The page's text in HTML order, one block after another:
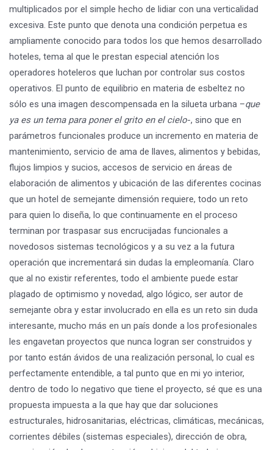
multiplicados por el simple hecho de lidiar con una verticalidad
excesiva. Este punto que denota una condición perpetua es
ampliamente conocido para todos los que hemos desarrollado
hoteles, tema al que le prestan especial atención los
operadores hoteleros que luchan por controlar sus costos
operativos. El punto de equilibrio en materia de esbeltez no
sólo es una imagen descompensada en la silueta urbana –que
ya es un tema para poner el grito en el cielo-, sino que en
parámetros funcionales produce un incremento en materia de
mantenimiento, servicio de ama de llaves, alimentos y bebidas,
flujos limpios y sucios, accesos de servicio en áreas de
elaboración de alimentos y ubicación de las diferentes cocinas
que un hotel de semejante dimensión requiere, todo un reto
para quien lo diseña, lo que continuamente en el proceso
terminan por traspasar sus encrucijadas funcionales a
novedosos sistemas tecnológicos y a su vez a la futura
operación que incrementará sin dudas la empleomanía. Claro
que al no existir referentes, todo el ambiente puede estar
plagado de optimismo y novedad, algo lógico, ser autor de
semejante obra y estar involucrado en ella es un reto sin duda
interesante, mucho más en un país donde a los profesionales
les engavetan proyectos que nunca logran ser construidos y
por tanto están ávidos de una realización personal, lo cual es
perfectamente entendible, a tal punto que en mi yo interior,
dentro de todo lo negativo que tiene el proyecto, sé que es una
propuesta impuesta a la que hay que dar soluciones
estructurales, hidrosanitarias, eléctricas, climáticas, mecánicas,
corrientes débiles (sistemas especiales), dirección de obra,